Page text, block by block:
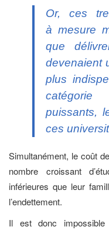
Or, ces
à mesure
que
devenaient
plus
puissants,
ces
Simultanément, le coût
nombre croissant
inférieures que leur
l’endettement.
Il est donc